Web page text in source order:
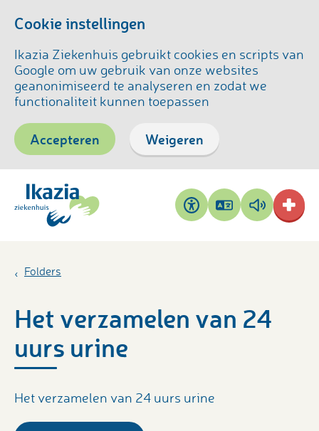
Cookie instellingen
Ikazia Ziekenhuis gebruikt cookies en scripts van
Google om uw gebruik van onze websites
geanonimiseerd te analyseren en zodat we
functionaliteit kunnen toepassen
Accepteren Weigeren
Toegankelijkheid
Pagina
vertalen
Pagina
voorlezen
Folders
Het verzamelen van 24
uurs urine
Het verzamelen van 24 uurs urine